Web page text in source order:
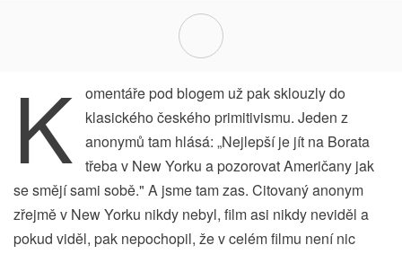
K
omentáře pod blogem už pak sklouzly do
klasického českého primitivismu. Jeden z
anonymů tam hlásá: „Nejlepší je jít na Borata
třeba v New Yorku a pozorovat Američany jak
se smějí sami sobě." A jsme tam zas. Citovaný anonym
zřejmě v New Yorku nikdy nebyl, film asi nikdy neviděl a
pokud viděl, pak nepochopil, že v celém filmu není nic